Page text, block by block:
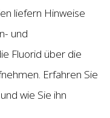
liefern Hinweise
und
Fluorid über die
Erfahren Sie
wie Sie ihn